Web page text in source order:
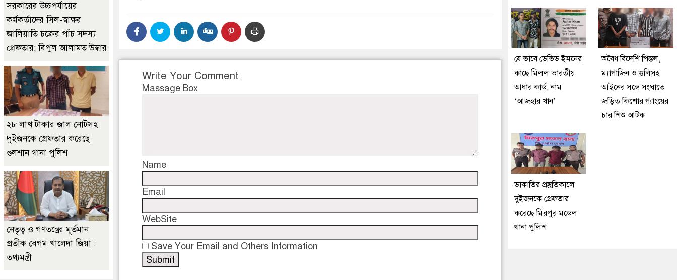
Write Your Comment
Massage Box
Name
Email
WebSite
Save Your Email and Others Information
সরকারের উচ্চপর্যায়ের
কর্মকর্তাদের সিল-স্বাক্ষর
জালিয়াতি চক্রের পাঁচ সদস্য
গ্রেফতার; বিপুল আলামত উদ্ধার
২৮ লাখ টাকার জাল নোটসহ
দুইজনকে গ্রেফতার করেছে
গুলশান থানা পুলিশ
নেতৃত্ব ও গণতন্ত্রের মূর্তমান
প্রতীক বেগম খালেদা জিয়া :
তথ্যমন্ত্রী
যে ভাবে ডেভিড ইমনের
কাছে মিলল ভারতীয়
আধার কার্ড, নাম
‘আজহার খান’
অবৈধ বিদেশি পিস্তল,
ম্যাগাজিন ও গুলিসহ
আইনের সঙ্গে সংঘাতে
জড়িত কিশোর গ্যাংয়ের
চার শিশু আটক
ডাকাতির প্রস্তুতিকালে
দুইজনকে গ্রেফতার
করেছে মিরপুর মডেল
থানা পুলিশ